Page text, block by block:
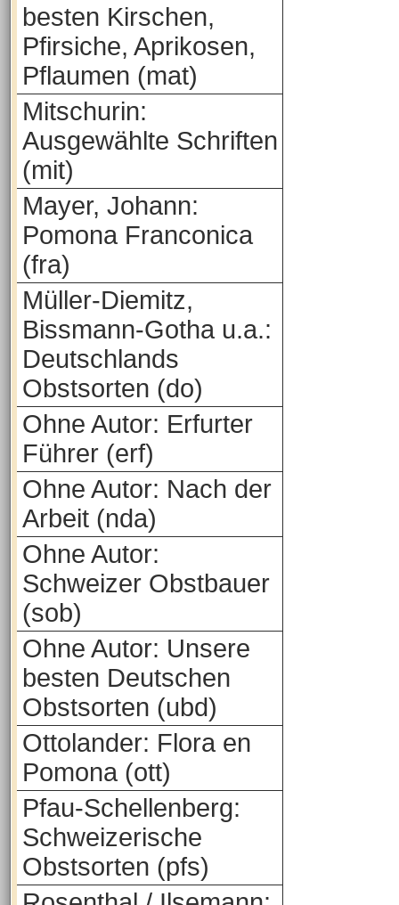
besten Kirschen,
Pfirsiche, Aprikosen,
Pflaumen (mat)
Mitschurin:
Ausgewählte Schriften
(mit)
Mayer, Johann:
Pomona Franconica
(fra)
Müller-Diemitz,
Bissmann-Gotha u.a.:
Deutschlands
Obstsorten (do)
Ohne Autor: Erfurter
Führer (erf)
Ohne Autor: Nach der
Arbeit (nda)
Ohne Autor:
Schweizer Obstbauer
(sob)
Ohne Autor: Unsere
besten Deutschen
Obstsorten (ubd)
Ottolander: Flora en
Pomona (ott)
Pfau-Schellenberg:
Schweizerische
Obstsorten (pfs)